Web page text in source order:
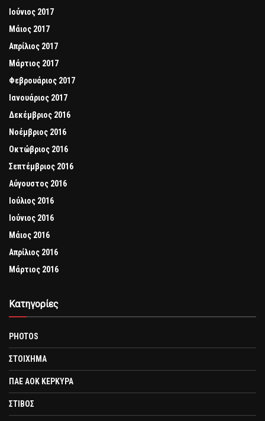
Ιούνιος 2017
Μάιος 2017
Απρίλιος 2017
Μάρτιος 2017
Φεβρουάριος 2017
Ιανουάριος 2017
Δεκέμβριος 2016
Νοέμβριος 2016
Οκτώβριος 2016
Σεπτέμβριος 2016
Αύγουστος 2016
Ιούλιος 2016
Ιούνιος 2016
Μάιος 2016
Απρίλιος 2016
Μάρτιος 2016
Kατηγορίες
PHOTOS
ΣΤΟΙΧΗΜΑ
ΠΑΕ ΑΟΚ ΚΕΡΚΥΡΑ
ΣΤΙΒΟΣ